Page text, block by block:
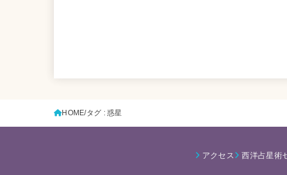
HOME タグ : 惑星
アクセス 西洋占星術